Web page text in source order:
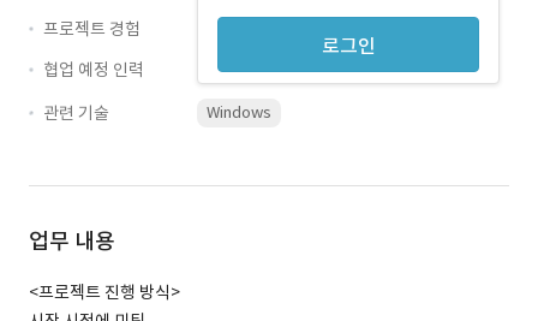
로그인
프로젝트 경험
협업 예정 인력
관련 기술
Windows
업무 내용
<프로젝트 진행 방식>